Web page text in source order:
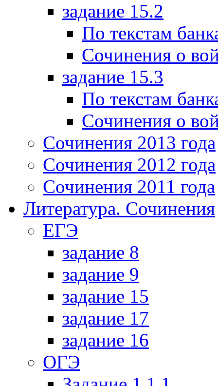
задание 15.2
По текстам
Сочинения о
задание 15.3
По текстам
Сочинения о
Сочинения 2013 года
Сочинения 2012 года
Сочинения 2011 года
Литература. Сочинения
ЕГЭ
задание 8
задание 9
задание 15
задание 17
задание 16
ОГЭ